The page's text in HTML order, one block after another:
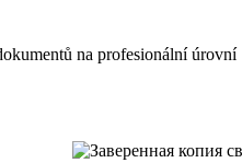
na profesionální úrovní